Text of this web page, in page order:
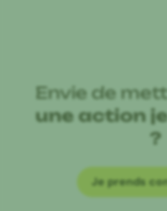
Envie de
une action
?
Je prends